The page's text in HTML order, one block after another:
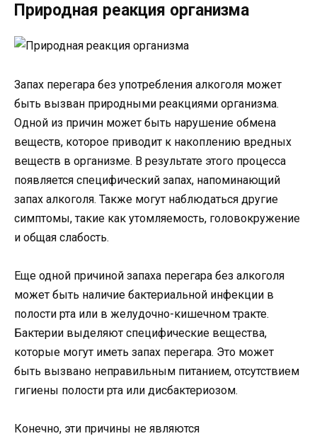
Природная реакция организма
Запах перегара без употребления алкоголя может
быть вызван природными реакциями организма.
Одной из причин может быть нарушение обмена
веществ, которое приводит к накоплению вредных
веществ в организме. В результате этого процесса
появляется специфический запах, напоминающий
запах алкоголя. Также могут наблюдаться другие
симптомы, такие как утомляемость, головокружение
и общая слабость.
Еще одной причиной запаха перегара без алкоголя
может быть наличие бактериальной инфекции в
полости рта или в желудочно-кишечном тракте.
Бактерии выделяют специфические вещества,
которые могут иметь запах перегара. Это может
быть вызвано неправильным питанием, отсутствием
гигиены полости рта или дисбактериозом.
Конечно, эти причины не являются